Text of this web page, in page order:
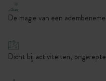
De magie van een
Dicht bij activiteiten,